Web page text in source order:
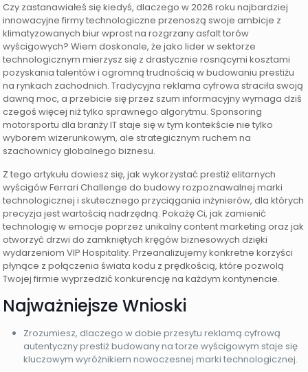
Czy zastanawiałeś się kiedyś, dlaczego w 2026 roku najbardziej
innowacyjne firmy technologiczne przenoszą swoje ambicje z
klimatyzowanych biur wprost na rozgrzany asfalt torów
wyścigowych? Wiem doskonale, że jako lider w sektorze
technologicznym mierzysz się z drastycznie rosnącymi kosztami
pozyskania talentów i ogromną trudnością w budowaniu prestiżu
na rynkach zachodnich. Tradycyjna reklama cyfrowa straciła swoją
dawną moc, a przebicie się przez szum informacyjny wymaga dziś
czegoś więcej niż tylko sprawnego algorytmu. Sponsoring
motorsportu dla branży IT staje się w tym kontekście nie tylko
wyborem wizerunkowym, ale strategicznym ruchem na
szachownicy globalnego biznesu.
Z tego artykułu dowiesz się, jak wykorzystać prestiż elitarnych
wyścigów Ferrari Challenge do budowy rozpoznawalnej marki
technologicznej i skutecznego przyciągania inżynierów, dla których
precyzja jest wartością nadrzędną. Pokażę Ci, jak zamienić
technologię w emocje poprzez unikalny content marketing oraz jak
otworzyć drzwi do zamkniętych kręgów biznesowych dzięki
wydarzeniom VIP Hospitality. Przeanalizujemy konkretne korzyści
płynące z połączenia świata kodu z prędkością, które pozwolą
Twojej firmie wyprzedzić konkurencję na każdym kontynencie.
Najważniejsze Wnioski
Zrozumiesz, dlaczego w dobie przesytu reklamą cyfrową
autentyczny prestiż budowany na torze wyścigowym staje się
kluczowym wyróżnikiem nowoczesnej marki technologicznej.